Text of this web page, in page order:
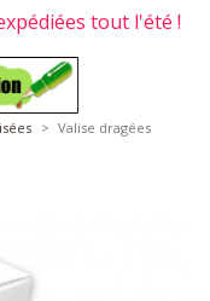
tout l'été !
> Valise dragées